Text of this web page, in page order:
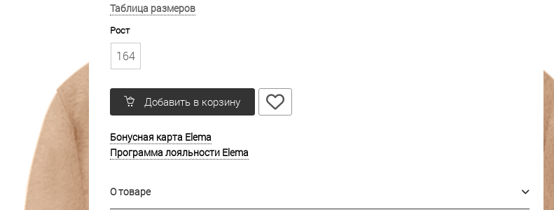
Таблица размеров
Рост
164
Добавить в корзину
Бонусная карта Elema
Программа лояльности Elema
О товаре